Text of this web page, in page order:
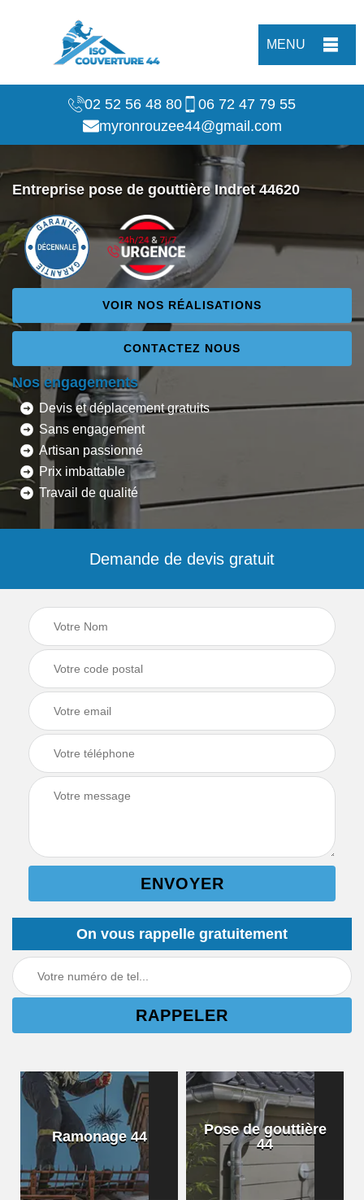
MENU
02 52 56 48 80
06 72 47 79 55
myronrouzee44@gmail.com
Entreprise pose de gouttière Indret 44620
VOIR NOS RÉALISATIONS
CONTACTEZ NOUS
Nos engagements
Devis et déplacement gratuits
Sans engagement
Artisan passionné
Prix imbattable
Travail de qualité
Demande de devis gratuit
On vous rappelle gratuitement
Ramonage 44
Pose de gouttière
44